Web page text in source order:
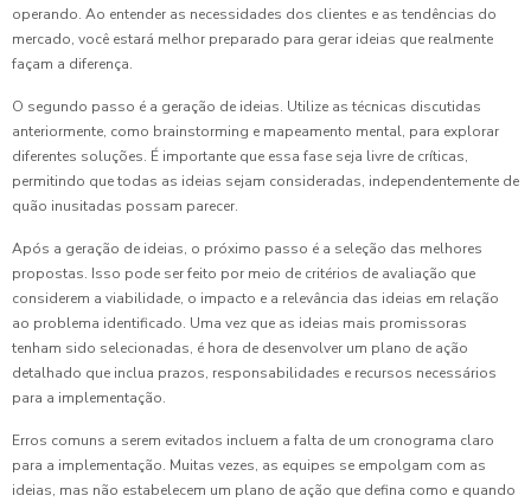
operando. Ao entender as necessidades dos clientes e as tendências do
mercado, você estará melhor preparado para gerar ideias que realmente
façam a diferença.
O segundo passo é a geração de ideias. Utilize as técnicas discutidas
anteriormente, como brainstorming e mapeamento mental, para explorar
diferentes soluções. É importante que essa fase seja livre de críticas,
permitindo que todas as ideias sejam consideradas, independentemente de
quão inusitadas possam parecer.
Após a geração de ideias, o próximo passo é a seleção das melhores
propostas. Isso pode ser feito por meio de critérios de avaliação que
considerem a viabilidade, o impacto e a relevância das ideias em relação
ao problema identificado. Uma vez que as ideias mais promissoras
tenham sido selecionadas, é hora de desenvolver um plano de ação
detalhado que inclua prazos, responsabilidades e recursos necessários
para a implementação.
Erros comuns a serem evitados incluem a falta de um cronograma claro
para a implementação. Muitas vezes, as equipes se empolgam com as
ideias, mas não estabelecem um plano de ação que defina como e quando